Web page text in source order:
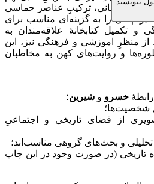
انسانی، ترکیبِ عناصر حماسی
درام، ان را به گزینه‌ای مناسب برای
و تکمیل کتابخانهٔ علاقه‌مندان به
از منظرِ اموزشی و فرهنگی نیز، این
و روایت‌های کهن به مخاطبان
خسرو و شیرین؛
شخصیت‌ها؛
از فضای تاریخی و اجتماعیِ
و بحث‌های گروهی مناسب‌اند؛
تاریخی (در صورت وجود در این چاپ